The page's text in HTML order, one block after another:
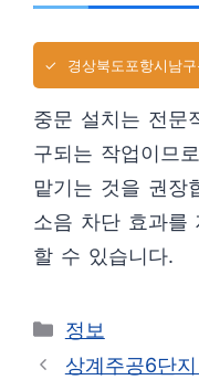
✓ 경상북도포항시남
중문 설치는 전문
구되는 작업이므
맡기는 것을 권장
소음 차단 효과를
할 수 있습니다.
카
테
정보
상계주공6단